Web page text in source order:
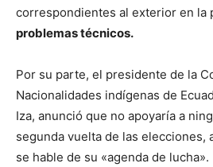
correspondientes al exterior en la
problemas técnicos.
Por su parte, el presidente de la
Nacionalidades indígenas de
Iza, anunció que no apoyaría a
segunda vuelta de las elecciones,
se hable de su «agenda de lucha».